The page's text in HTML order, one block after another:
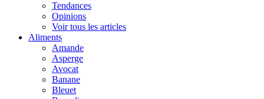
Tendances
Opinions
Voir tous les articles
Aliments
Amande
Asperge
Avocat
Banane
Bleuet